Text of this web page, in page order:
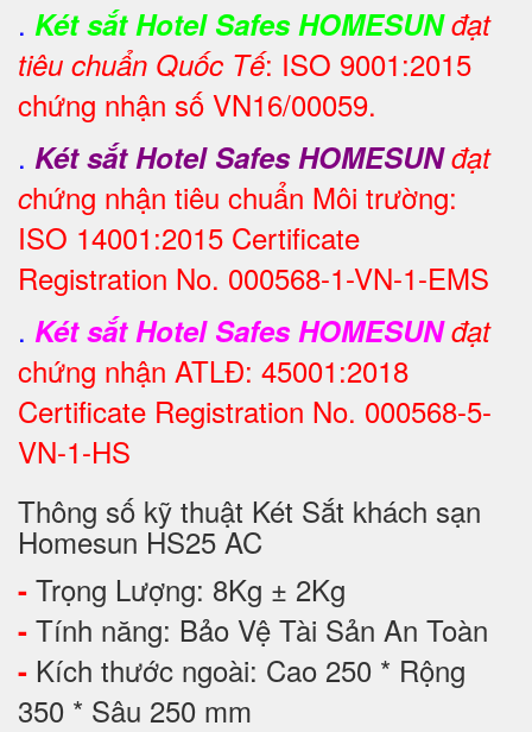
. Két sắt Hotel Safes HOMESUNđạt
tiêu chuẩn Quốc Tế: ISO 9001:2015
chứng nhận số VN16/00059.
. Két sắt Hotel Safes HOMESUNđạt
chứng nhận tiêu chuẩn Môi trường:
ISO 14001:2015 Certificate
Registration No. 000568-1-VN-1-EMS
. Két sắt Hotel Safes HOMESUNđạt
chứng nhận ATLĐ: 45001:2018
Certificate Registration No. 000568-5-
VN-1-HS
Thông số kỹ thuật Két Sắt khách sạn
Homesun HS25 AC
- Trọng Lượng: 8Kg ± 2Kg
- Tính năng: Bảo Vệ Tài Sản An Toàn
- Kích thước ngoài: Cao 250 * Rộng
350 * Sâu 250 mm